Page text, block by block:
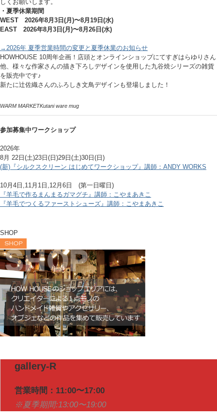
しくお願いします。
・夏季休業期間
WEST 2026年8月3日(月)〜8月19日(水)
EAST 2026年8月3日(月)〜8月26日(水)
→2026年 夏季営業時間の変更と夏季休業のお知らせ
HOWHOUSE 10周年企画！店頭とオンラインショップにてすぎはらゆりさん
他、様々な作家さんの描き下ろしデザインを使用した九谷焼シリーズの雑貨
を販売中です♪
新たに辻佐織さんのふろしき文鳥デザインも登場しました！
WARM MARKETKutani ware mug
参加募集中ワークショップ
2026年
8月 22日(土)23日(日)29日(土)30日(日)
(新)『シルクスクリーン はじめてワークショップ』講師：ANDY WORKS
10月4日,11月1日,12月6日 (第一日曜日)
『羊毛で作るまんまるガマグチ』講師：こやまあきこ
『羊毛でつくるファーストシューズ』講師：こやまあきこ
SHOP
gallery-R
営業時間：11:00〜17:00
※夏季期間:13:00〜19:00